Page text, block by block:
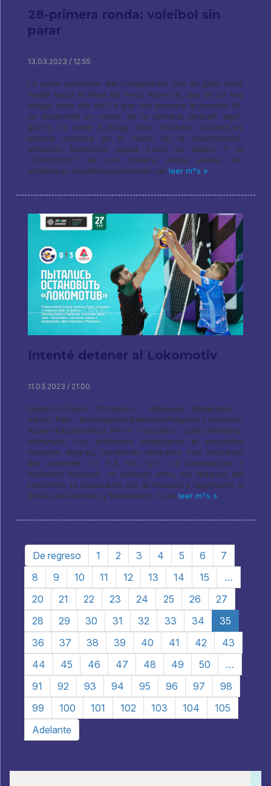
28-primera ronda: voleibol sin
parar
13.03.2023 / 12:55
La parte preliminar del campeonato con un gato veloz
rueda hacia la línea de meta. Parec?a, que ya no hay
intriga, pero ella es! Lo que nos prepara la jornada 28,
se desarrolló en medio de la semana laboral? aqu?,
quiz?s, no huele a intriga. Para "Kuzbass" todavía es
posible moverse en el medio de la clasificación.,
entonces Kemerovo jugará como un adulto. Y el
"Constructor" de una manera adulta puede uno
establecer, desafortunadamente. tan leer m?s »
Intenté detener al Lokomotiv
11.03.2023 / 21:00
Gazprom-Yugra: Ozhiganov - Alekseev, Makarenko -
Katich, Piún - Bessogonov, Kabeshov/Nagaets Lokomotiv:
Abaev-Kazachenkov, Perrin - Kurbanov, Lyzik-Chereisky,
Martynyuk Los anfitriones empezaron el encuentro
bastante alegres, mordiendo descanso tras descanso
del oponente: 2:1, 5:3, 9:6, 12:7... La alimentación a
Kurbanov funcionó, en balones altos, los ataques del
Lokomotiv se suavizaron con un bloqueo y regresaron a
través de Alekseev y Makarenko. 12-es leer m?s »
De regreso 1 2 3 4 5 6
7
8
9 10 11 12 13 14 15
…
20
21 22 23 24 25 26
27
28
29 30 31 32 33 34
35
36
37 38 39 40 41 42
43
44
45 46 47 48 49 50
…
91
92 93 94 95 96 97
98
99
100 101 102 103 104
105
Adelante